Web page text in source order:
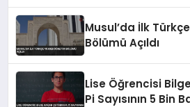
Musul’da İlk
Bölümü Açıldı
Lise Öğrencisi
Pi Sayısının 5 Bin